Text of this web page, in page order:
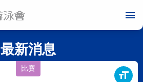
menu
最新消息
format_size
比賽